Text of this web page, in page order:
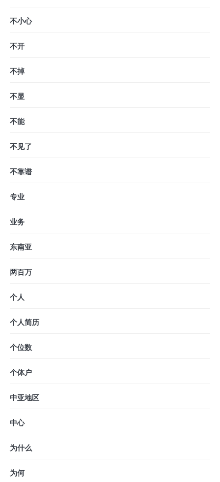
不小心
不开
不掉
不显
不能
不见了
不靠谱
专业
业务
东南亚
两百万
个人
个人简历
个位数
个体户
中亚地区
中心
为什么
为何